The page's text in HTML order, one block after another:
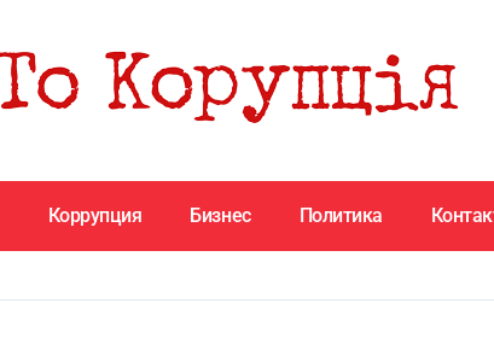
Коррупция Бизнес Политика